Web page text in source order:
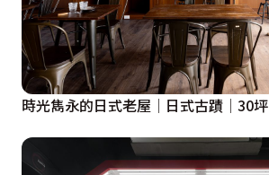
時光雋永的日式老屋│日式古蹟│30坪